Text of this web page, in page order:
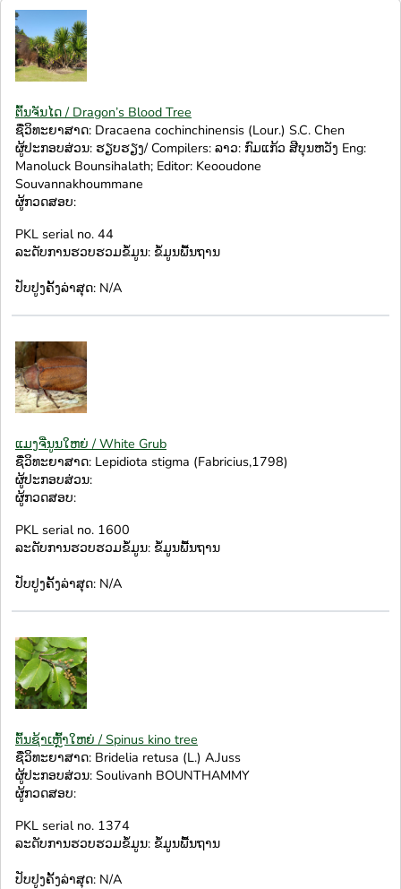
ຕົ້ນຈັນໄດ / Dragon’s Blood Tree
ຊື່ວິທະຍາສາດ: Dracaena cochinchinensis (Lour.) S.C. Chen
ຜູ້ປະກອບສ່ວນ: ຮຽບຮຽງ/ Compilers: ລາວ: ກົມແກ້ວ ສີບຸນຫວັງ Eng:
Manoluck Bounsihalath; Editor: Keooudone
Souvannakhoummane
ຜູ້ກວດສອບ:
PKL serial no. 44
ລະດັບການຮວບຮວມຂໍ້ມູນ: ຂໍ້ມູນພື້ນຖານ
ປັບປູງຄັ້ງລ່າສຸດ: N/A
ແມງຈີ່ນູນໃຫຍ່ / White Grub
ຊື່ວິທະຍາສາດ: Lepidiota stigma (Fabricius,1798)
ຜູ້ປະກອບສ່ວນ:
ຜູ້ກວດສອບ:
PKL serial no. 1600
ລະດັບການຮວບຮວມຂໍ້ມູນ: ຂໍ້ມູນພື້ນຖານ
ປັບປູງຄັ້ງລ່າສຸດ: N/A
ຕົ້ນຊ້າເຫຼົ້າໃຫຍ່ / Spinus kino tree
ຊື່ວິທະຍາສາດ: Bridelia retusa (L.) A.Juss
ຜູ້ປະກອບສ່ວນ: Soulivanh BOUNTHAMMY
ຜູ້ກວດສອບ:
PKL serial no. 1374
ລະດັບການຮວບຮວມຂໍ້ມູນ: ຂໍ້ມູນພື້ນຖານ
ປັບປູງຄັ້ງລ່າສຸດ: N/A